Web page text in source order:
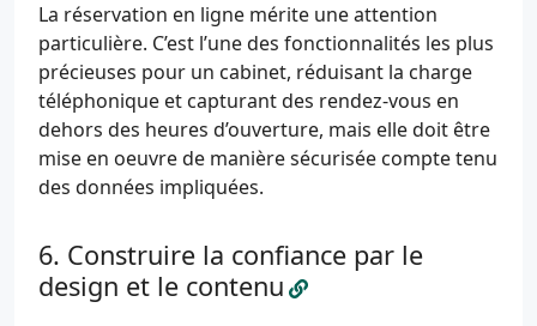
La réservation en ligne mérite une attention
particulière. C’est l’une des fonctionnalités les plus
précieuses pour un cabinet, réduisant la charge
téléphonique et capturant des rendez-vous en
dehors des heures d’ouverture, mais elle doit être
mise en oeuvre de manière sécurisée compte tenu
des données impliquées.
Construire la confiance par le
design et le contenu